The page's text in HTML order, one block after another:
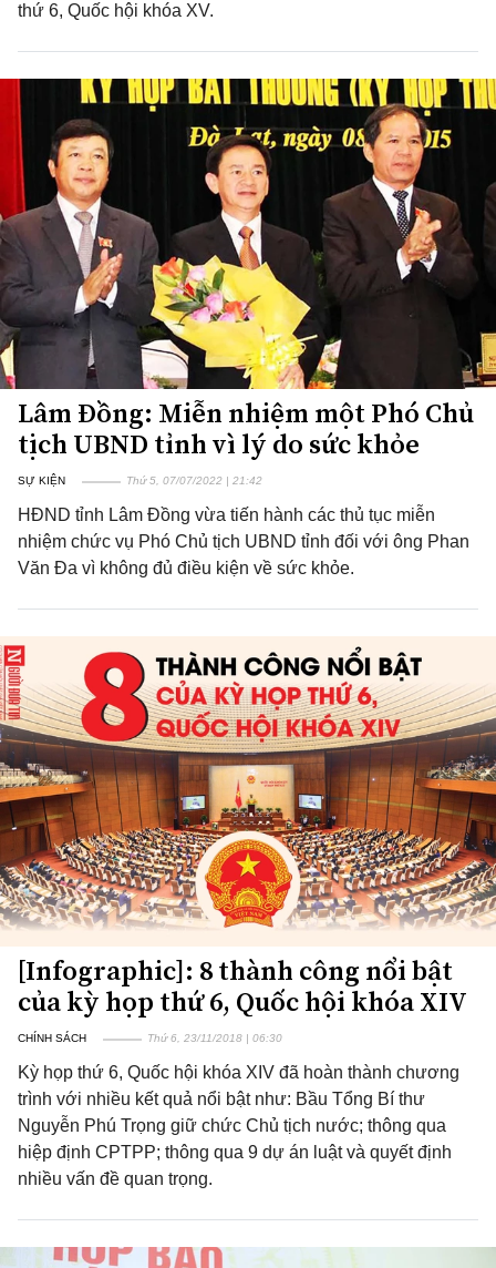
thứ 6, Quốc hội khóa XV.
Lâm Đồng: Miễn nhiệm một Phó Chủ
tịch UBND tỉnh vì lý do sức khỏe
SỰ KIỆN Thứ 5, 07/07/2022 | 21:42
HĐND tỉnh Lâm Đồng vừa tiến hành các thủ tục miễn
nhiệm chức vụ Phó Chủ tịch UBND tỉnh đối với ông Phan
Văn Đa vì không đủ điều kiện về sức khỏe.
[Infographic]: 8 thành công nổi bật
của kỳ họp thứ 6, Quốc hội khóa XIV
CHÍNH SÁCH Thứ 6, 23/11/2018 | 06:30
Kỳ họp thứ 6, Quốc hội khóa XIV đã hoàn thành chương
trình với nhiều kết quả nổi bật như: Bầu Tổng Bí thư
Nguyễn Phú Trọng giữ chức Chủ tịch nước; thông qua
hiệp định CPTPP; thông qua 9 dự án luật và quyết định
nhiều vấn đề quan trọng.